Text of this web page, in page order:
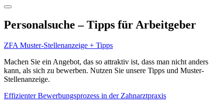
Personalsuche – Tipps für Arbeitgeber
ZFA Muster-Stellenanzeige + Tipps
Machen Sie ein Angebot, das so attraktiv ist, dass man nicht anders
kann, als sich zu bewerben. Nutzen Sie unsere Tipps und Muster-
Stellenanzeige.
Effizienter Bewerbungsprozess in der Zahnarztpraxis